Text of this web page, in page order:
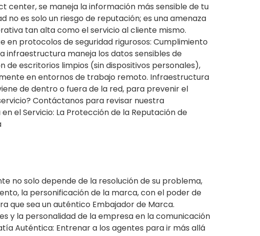
center, se maneja la información más sensible de tu
es solo un riesgo de reputación; es una amenaza
tan alta como el servicio al cliente mismo.
protocolos de seguridad rigurosos: Cumplimiento
infraestructura maneja los datos sensibles de
de escritorios limpios (sin dispositivos personales),
en entornos de trabajo remoto. Infraestructura
de dentro o fuera de la red, para prevenir el
Contáctanos para revisar nuestra
el Servicio: La Protección de la Reputación de
no solo depende de la resolución de su problema,
la personificación de la marca, con el poder de
que sea un auténtico Embajador de Marca.
y la personalidad de la empresa en la comunicación
Auténtica: Entrenar a los agentes para ir más allá